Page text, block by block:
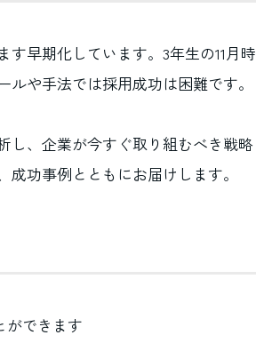
早期化しています。3年生の11月時
や手法では採用成功は困難です。
し、企業が今すぐ取り組むべき戦略
功事例とともにお届けします。
ができます